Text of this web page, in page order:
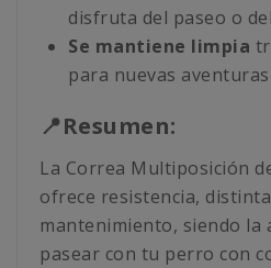
disfruta del paseo o
Se mantiene limpia
para nuevas
📍Resumen:
La Correa Multiposición
ofrece resistencia,
mantenimiento, siendo la
pasear con tu perro con